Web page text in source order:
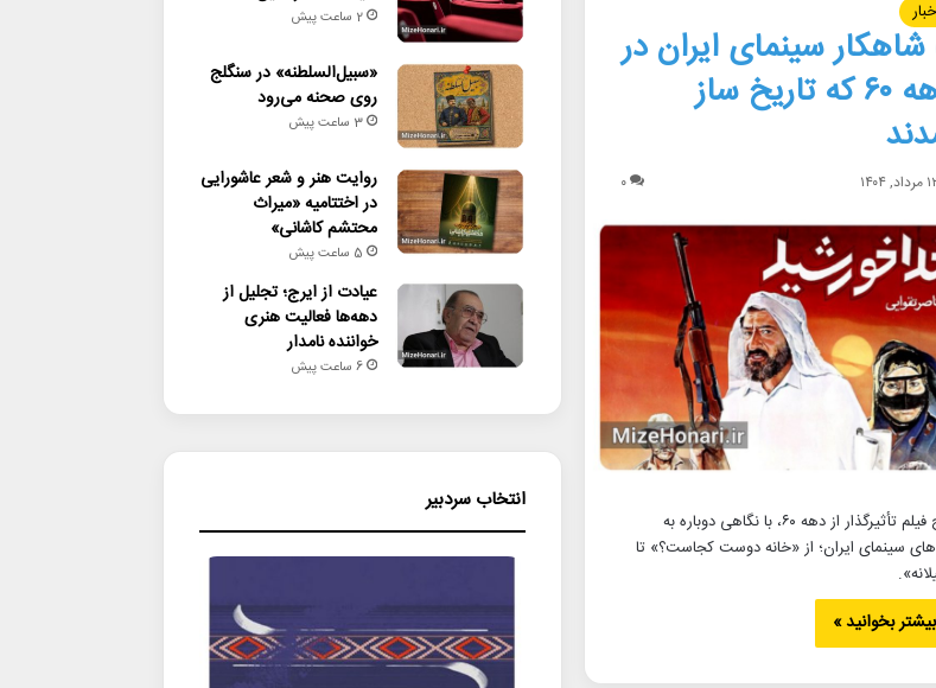
۵ شاهکار سینمای ایران در
دهه ۶۰ که تاریخ ساز
۱۴۰۴ ۰
پنج فیلم تأثیرگذار از دهه ۶۰، با نگاهی دوباره به
سینمای ایران؛ از «خانه دوست کجاست؟» تا
بیشتر بخوانید »
2 ساعت پیش
«سبیل‌السلطنه» در سنگلج
روی صحنه می‌رود
3 ساعت پیش
روایت هنر و شعر عاشورایی
در اختتامیه «میراث
محتشم کاشانی»
5 ساعت پیش
عیادت از ایرج؛ تجلیل از
دهه‌ها فعالیت هنری
خواننده نامدار
6 ساعت پیش
انتخاب سردبیر